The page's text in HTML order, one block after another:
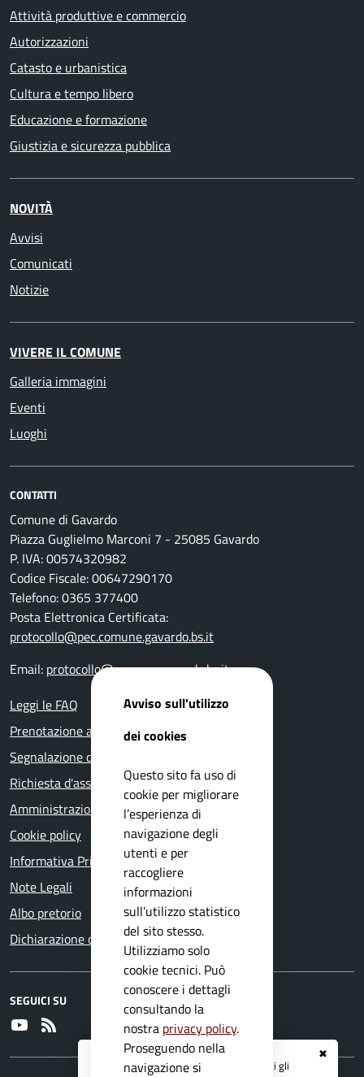
✖
Registrati ai serviziAPP IO
e ricevi tutti gli
Attività produttive e commercio
Autorizzazioni
Catasto e urbanistica
Cultura e tempo libero
Educazione e formazione
Giustizia e sicurezza pubblica
NOVITÀ
Avvisi
Comunicati
Notizie
VIVERE IL COMUNE
Galleria immagini
Eventi
Luoghi
CONTATTI
Comune di Gavardo
Piazza Guglielmo Marconi 7 - 25085 Gavardo
P. IVA: 00574320982
Codice Fiscale: 00647290170
Telefono: 0365 377400
Posta Elettronica Certificata:
protocollo@pec.comune.gavardo.bs.it
Email: protocollo@comune.gavardo.bs.it
Leggi le FAQ
Prenotazione appuntamento
Segnalazione disservizio
Richiesta d'assistenza
Amministrazione trasparente
Cookie policy
Informativa Privacy
Note Legali
Albo pretorio
Dichiarazione di accessibilità
SEGUICI SU
Youtube
Avviso sull'utilizzo
dei cookies
Questo sito fa uso di
cookie per migliorare
l’esperienza di
navigazione degli
utenti e per
raccogliere
informazioni
sull’utilizzo statistico
del sito stesso.
Utilizziamo solo
cookie tecnici. Può
conoscere i dettagli
consultando la
nostra privacy policy.
Proseguendo nella
navigazione si